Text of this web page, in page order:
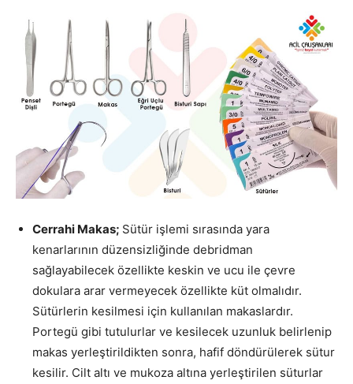
Cerrahi Makas; Sütür işlemi sırasında yara
kenarlarının düzensizliğinde debridman
sağlayabilecek özellikte keskin ve ucu ile çevre
dokulara arar vermeyecek özellikte küt olmalıdır.
Sütürlerin kesilmesi için kullanılan makaslardır.
Portegü gibi tutulurlar ve kesilecek uzunluk belirlenip
makas yerleştirildikten sonra, hafif döndürülerek sütur
kesilir. Cilt altı ve mukoza altına yerleştirilen süturlar